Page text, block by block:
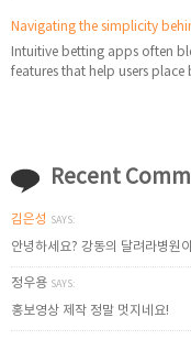
Navigating the simplicity
Intuitive betting apps often
features that help users
Recent
김은성 SAYS:
안녕하세요? 강동의 달려라병원
정우용 SAYS:
홍보영상 제작 정말 멋지네요!